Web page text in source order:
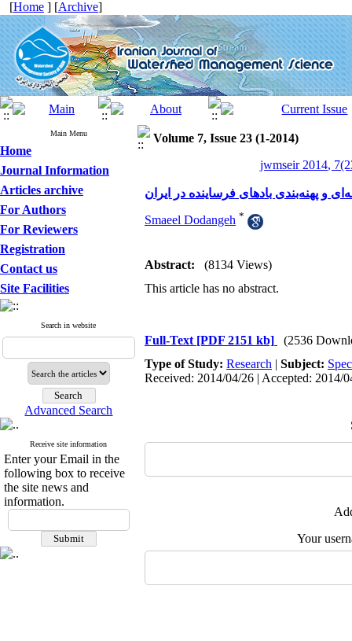
[Home ] [Archive]
Main Menu
Home
Journal Information
Articles archive
For Authors
For Reviewers
Registration
Contact us
Site Facilities
Search in website
Advanced Search
Receive site information
Enter your Email in the
following box to receive
the site news and
information.
Volume 7, Issue 23 (1-2014)
jwmseir 2014,
و پهنه‌بندی بادهای فرساینده در ایران
Smaeel Dodangeh *
Abstract:
(8134 Views)
This article has no abstract.
Full-Text [PDF 2151 kb]
(2536
Type of Study: Research | Subject:
Received: 2014/04/26 | Accepted: 2014/
Your